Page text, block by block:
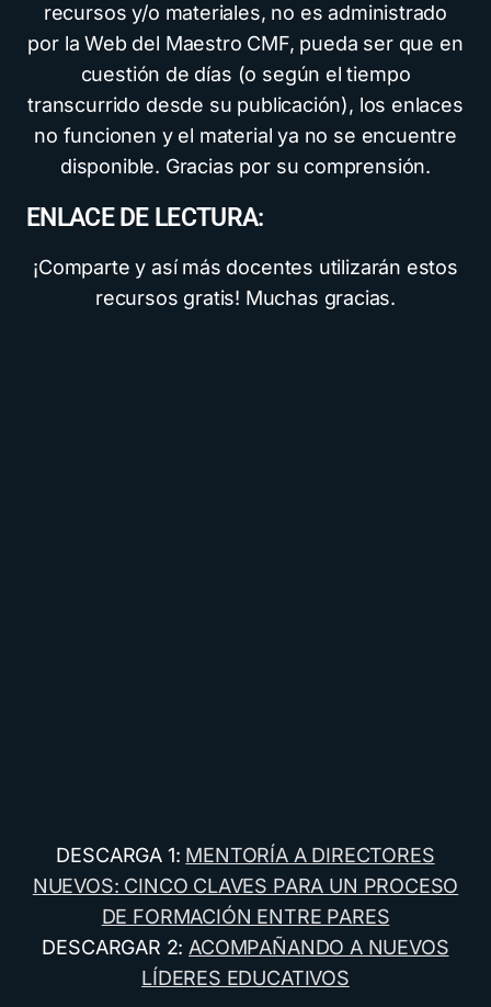
recursos y/o materiales, no es administrado
por la Web del Maestro CMF, pueda ser que en
cuestión de días (o según el tiempo
transcurrido desde su publicación), los enlaces
no funcionen y el material ya no se encuentre
disponible. Gracias por su comprensión.
ENLACE DE LECTURA:
¡Comparte y así más docentes utilizarán estos
recursos gratis! Muchas gracias.
DESCARGA 1: MENTORÍA A DIRECTORES
NUEVOS: CINCO CLAVES PARA UN PROCESO
DE FORMACIÓN ENTRE PARES
DESCARGAR 2: ACOMPAÑANDO A NUEVOS
LÍDERES EDUCATIVOS